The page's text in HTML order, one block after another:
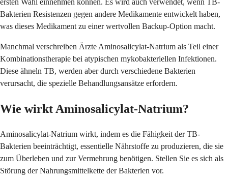
ersten Wahl einnehmen können. Es wird auch verwendet, wenn TB-
Bakterien Resistenzen gegen andere Medikamente entwickelt haben,
was dieses Medikament zu einer wertvollen Backup-Option macht.
Manchmal verschreiben Ärzte Aminosalicylat-Natrium als Teil einer
Kombinationstherapie bei atypischen mykobakteriellen Infektionen.
Diese ähneln TB, werden aber durch verschiedene Bakterien
verursacht, die spezielle Behandlungsansätze erfordern.
Wie wirkt Aminosalicylat-Natrium?
Aminosalicylat-Natrium wirkt, indem es die Fähigkeit der TB-
Bakterien beeinträchtigt, essentielle Nährstoffe zu produzieren, die sie
zum Überleben und zur Vermehrung benötigen. Stellen Sie es sich als
Störung der Nahrungsmittelkette der Bakterien vor.